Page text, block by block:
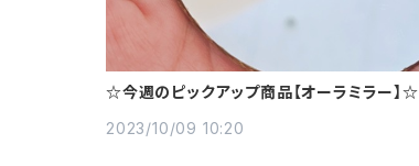
☆今週のピックアップ商品【オーラミラー】☆
2023/10/09 10:20